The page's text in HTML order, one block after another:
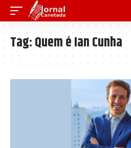
Tag:Quem é Ian Cunha